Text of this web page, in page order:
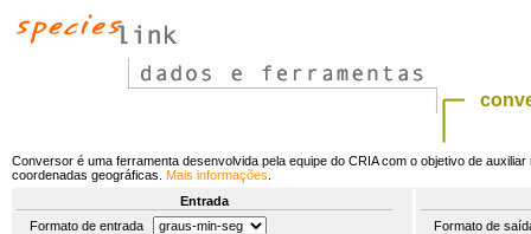
Conversor é uma ferramenta desenvolvida pela equipe do CRIA com o objetivo de
coordenadas geográficas. Mais informações
Entrada
Formato de entrada
Formato de